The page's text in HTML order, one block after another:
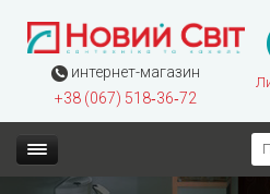
интернет-магазин
+38 (067) 518‑36‑72